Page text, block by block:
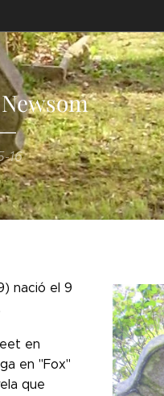
16
nació el 9
en
en "Fox"
que